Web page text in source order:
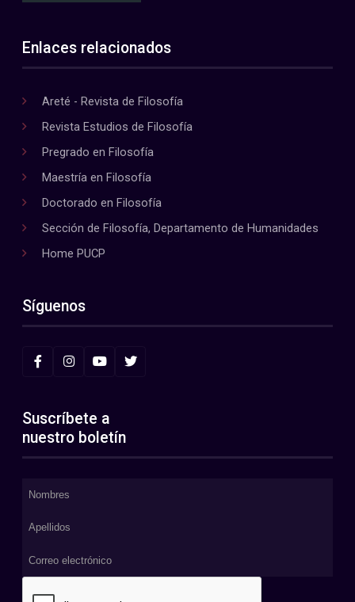
Enlaces relacionados
Areté - Revista de Filosofía
Revista Estudios de Filosofía
Pregrado en Filosofía
Maestría en Filosofía
Doctorado en Filosofía
Sección de Filosofía, Departamento de Humanidades
Home PUCP
Síguenos
Suscríbete a
nuestro boletín